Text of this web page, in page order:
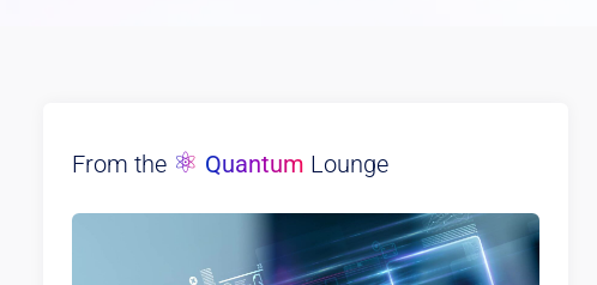
From the ⚛ Quantum Lounge